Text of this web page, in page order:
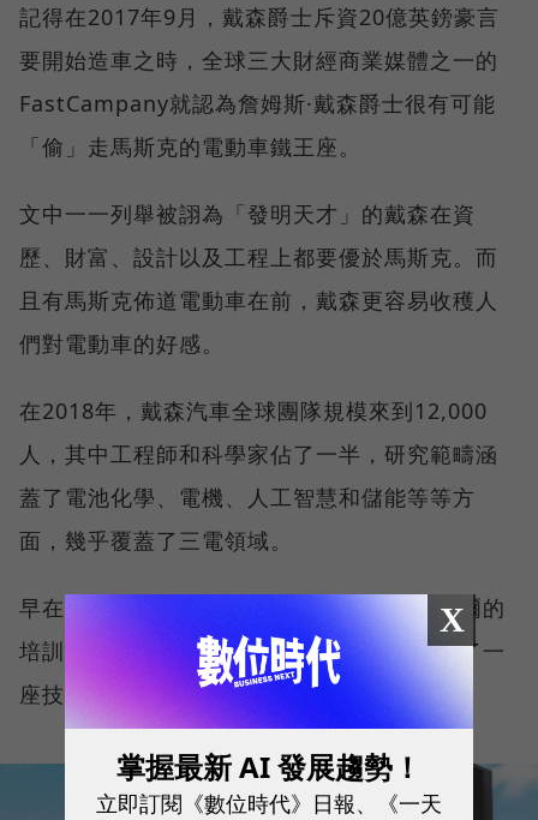
記得在2017年9月，戴森爵士斥資20億英鎊豪言
要開始造車之時，全球三大財經商業媒體之一的
FastCampany就認為詹姆斯·戴森爵士很有可能
「偷」走馬斯克的電動車鐵王座。
文中一一列舉被詡為「發明天才」的戴森在資
歷、財富、設計以及工程上都要優於馬斯克。而
且有馬斯克佈道電動車在前，戴森更容易收穫人
們對電動車的好感。
在2018年，戴森汽車全球團隊規模來到12,000
人，其中工程師和科學家佔了一半，研究範疇涵
蓋了電池化學、電機、人工智慧和儲能等等方
面，幾乎覆蓋了三電領域。
早在2017年接管了英國皇家空軍在布里斯托爾的
培訓基地，佔地517英畝，花費2億英鎊建造了一
座技術中心。
X
掌握最新 AI 發展趨勢！
立即訂閱《數位時代》日報、《一天